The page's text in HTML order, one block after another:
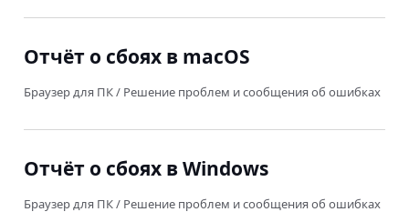
Отчёт о сбоях в macOS
Браузер для ПК/ Решение проблем и сообщения об ошибках
Отчёт о сбоях в Windows
Браузер для ПК/ Решение проблем и сообщения об ошибках